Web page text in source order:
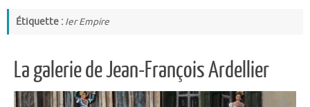
Étiquette : Ier Empire
La galerie de Jean-François Ardellier